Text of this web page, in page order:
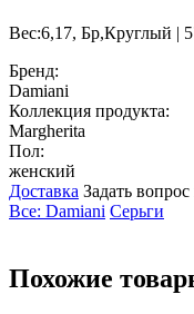
Вес:6,17, Бр,Круглый |
Бренд:
Damiani
Коллекция продукта:
Margherita
Пол:
женский
Доставка Задать
Все: Damiani Серьги
Похожие